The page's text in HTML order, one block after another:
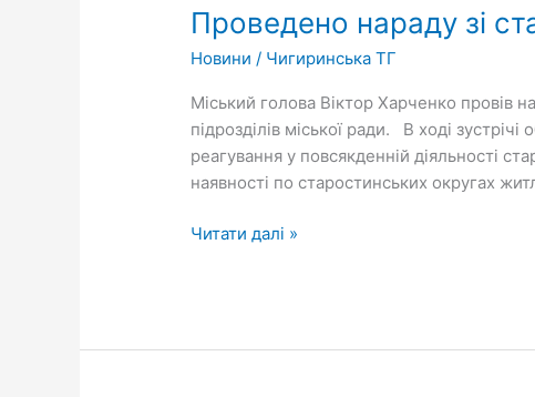
Проведено нараду зі
Новини / Чигиринська ТГ
Міський голова Віктор Харченко провів
підрозділів міської ради. В ході
реагування у повсякденній діяльності
наявності по старостинських округах
зі
старостами
громади
Читати далі »